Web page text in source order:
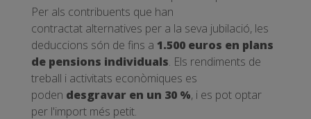
Per als contribuents que han
contractat alternatives per a la seva jubilació, les
deduccions són de fins a 1.500 euros en plans
de pensions individuals. Els rendiments de
treball i activitats econòmiques es
poden desgravar en un 30 %, i es pot optar
per l'import més petit.